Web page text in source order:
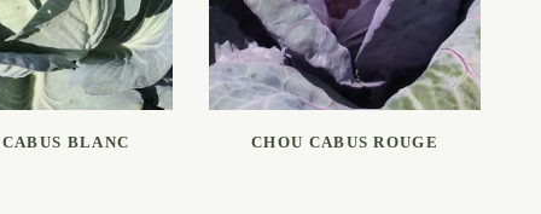
LA SUITEBLANC LIRE LA SUITE
CHOU CABUS ROUGE